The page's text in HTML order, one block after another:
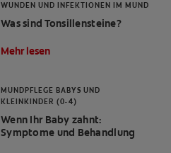
WUNDEN UND INFEKTIONEN IM MUND
Was sind Tonsillensteine?
Mehr lesen
MUNDPFLEGE BABYS UND
KLEINKINDER (0-4)
Wenn Ihr Baby zahnt:
Symptome und Behandlung